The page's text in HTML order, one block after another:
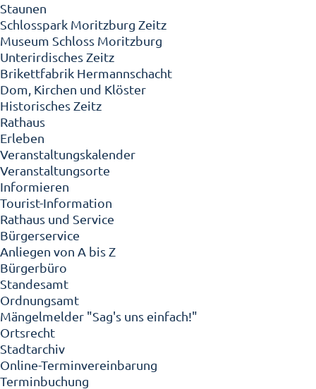
Staunen
Schlosspark Moritzburg Zeitz
Museum Schloss Moritzburg
Unterirdisches Zeitz
Brikettfabrik Hermannschacht
Dom, Kirchen und Klöster
Historisches Zeitz
Rathaus
Erleben
Veranstaltungskalender
Veranstaltungsorte
Informieren
Tourist-Information
Rathaus und Service
Bürgerservice
Anliegen von A bis Z
Bürgerbüro
Standesamt
Ordnungsamt
Mängelmelder "Sag's uns einfach!"
Ortsrecht
Stadtarchiv
Online-Terminvereinbarung
Terminbuchung